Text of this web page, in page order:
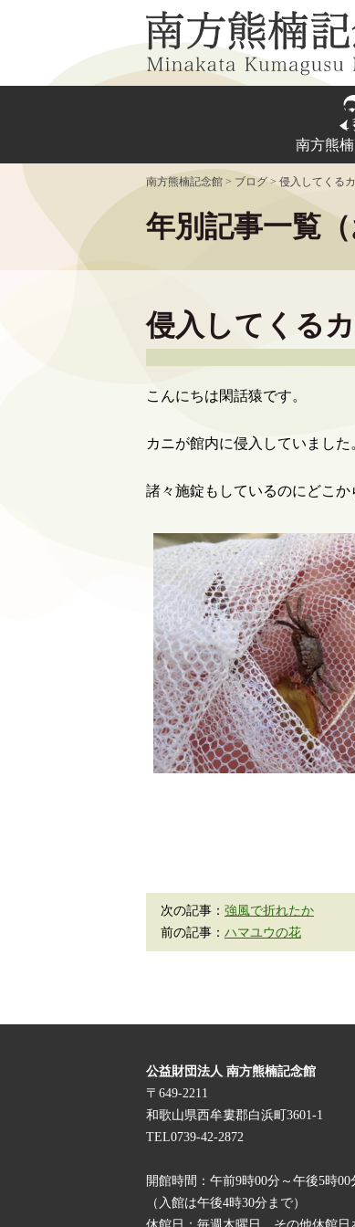
南方熊
南方熊楠記念館 > ブログ > 侵入してくる
年別記事一覧
侵入してくる
こんにちは閑話猿です。
カニが館内に侵入していまし
諸々施錠もしているのにどこか
次の記事： 強風で折れたか
前の記事： ハマユウの花
公益財団法人 南方熊楠記念館
〒649-2211
和歌山県西牟婁郡白浜町3601-1
TEL0739-42-2872
開館時間：午前9時00分～午後5時00
（入館は午後4時30分まで）